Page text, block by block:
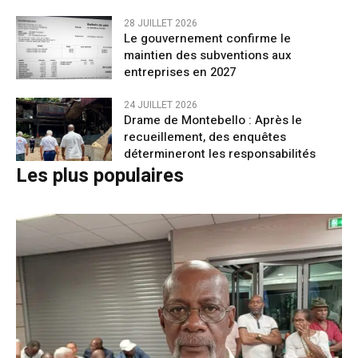
28 JUILLET 2026
Le gouvernement confirme le
maintien des subventions aux
entreprises en 2027
24 JUILLET 2026
Drame de Montebello : Après le
recueillement, des enquêtes
détermineront les responsabilités
Les plus populaires